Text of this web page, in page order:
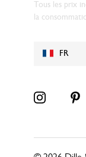
FR
Tous les prix
la